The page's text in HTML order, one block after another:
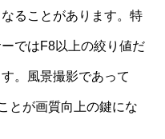
ることがあります。特
ではF8以上の絞り値だ
。風景撮影であって
とが画質向上の鍵にな